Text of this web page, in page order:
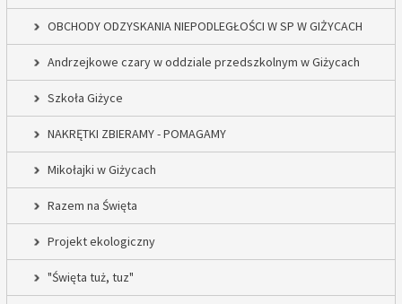
OBCHODY ODZYSKANIA NIEPODLEGŁOŚCI W SP W GIŻYCACH
Andrzejkowe czary w oddziale przedszkolnym w Giżycach
Szkoła Giżyce
NAKRĘTKI ZBIERAMY - POMAGAMY
Mikołajki w Giżycach
Razem na Święta
Projekt ekologiczny
"Święta tuż, tuz"